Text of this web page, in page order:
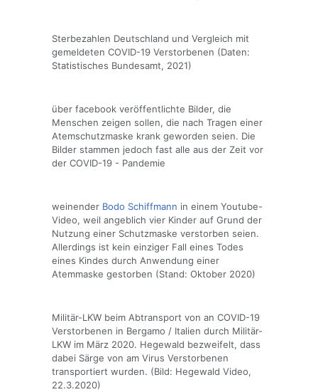
Sterbezahlen Deutschland und Vergleich mit
gemeldeten COVID-19 Verstorbenen (Daten:
Statistisches Bundesamt, 2021)
über facebook veröffentlichte Bilder, die
Menschen zeigen sollen, die nach Tragen einer
Atemschutzmaske krank geworden seien. Die
Bilder stammen jedoch fast alle aus der Zeit vor
der COVID-19 - Pandemie
weinender Bodo Schiffmann in einem Youtube-
Video, weil angeblich vier Kinder auf Grund der
Nutzung einer Schutzmaske verstorben seien.
Allerdings ist kein einziger Fall eines Todes
eines Kindes durch Anwendung einer
Atemmaske gestorben (Stand: Oktober 2020)
Militär-LKW beim Abtransport von an COVID-19
Verstorbenen in Bergamo / Italien durch Militär-
LKW im März 2020. Hegewald bezweifelt, dass
dabei Särge von am Virus Verstorbenen
transportiert wurden. (Bild: Hegewald Video,
22.3.2020)